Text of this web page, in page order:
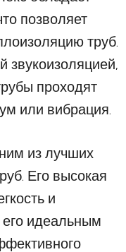
позволяет
труб.
звукоизоляцией,
проходят
или вибрация.
из лучших
Его высокая
и
его идеальным